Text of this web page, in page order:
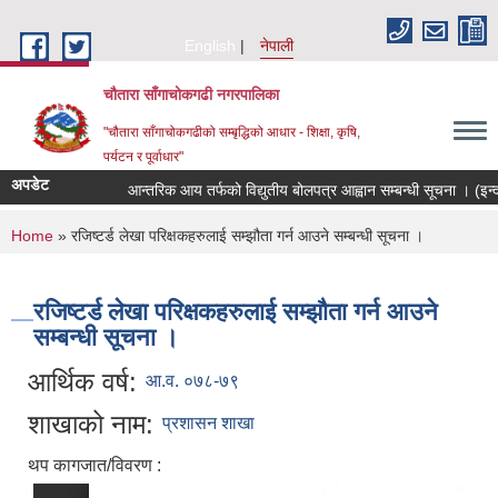
English
नेपाली
चौतारा साँगाचोकगढी नगरपालिका
"चौतारा साँगाचोकगढीको सम्बृद्धिको आधार - शिक्षा, कृषि,
पर्यटन र पूर्वाधार"
अपडेट आन्तरिक आय तर्फको विद्युतीय बोलपत्र आह्वान सम्बन्धी सूचना ।
You are here
Home » रजिष्टर्ड लेखा परिक्षकहरुलाई सम्झौता गर्न आउने सम्बन्धी सूचना ।
रजिष्टर्ड लेखा परिक्षकहरुलाई सम्झौता गर्न आउने
सम्बन्धी सूचना ।
आर्थिक वर्ष: आ.व. ०७८-७९
शाखाको नाम: प्रशासन शाखा
थप कागजात/विवरण :